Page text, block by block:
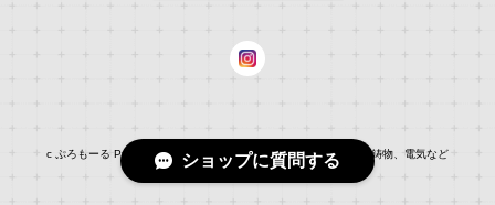
c ぷろもーる ProMALL：総合通販サイト：：自動車補修、建築、鋳物、電気など
ショップに質問する